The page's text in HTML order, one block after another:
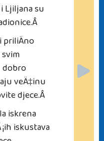
Ljiljana su
dobro
veÄ‡inu
djece.Â
iskrena
iskustava